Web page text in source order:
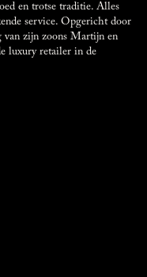
en trotse traditie. Alles
service. Opgericht door
zijn zoons Martijn en
luxury retailer in de